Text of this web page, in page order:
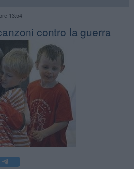
13:54
contro la guerra